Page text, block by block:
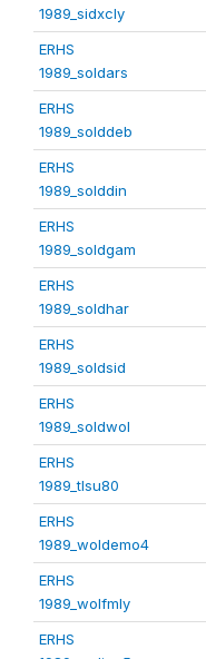
1989_sidxcly
ERHS
1989_soldars
ERHS
1989_solddeb
ERHS
1989_solddin
ERHS
1989_soldgam
ERHS
1989_soldhar
ERHS
1989_soldsid
ERHS
1989_soldwol
ERHS
1989_tlsu80
ERHS
1989_woldemo4
ERHS
1989_wolfmly
ERHS